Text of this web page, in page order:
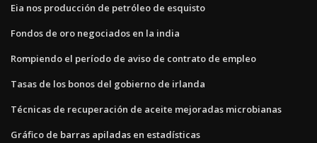
Eia nos producción de petróleo de esquisto
Fondos de oro negociados en la india
Rompiendo el período de aviso de contrato de empleo
Tasas de los bonos del gobierno de irlanda
Técnicas de recuperación de aceite mejoradas microbianas
Gráfico de barras apiladas en estadísticas